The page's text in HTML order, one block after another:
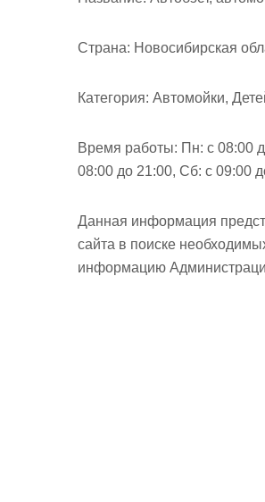
Страна: Новосибирская
Категория: Автомойки,
Время работы: Пн: с 08:00
08:00 до 21:00, Сб: с 09:00
Данная информация
сайта в поиске
информацию